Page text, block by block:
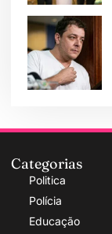
Categorias
Politica
Polícia
Educação